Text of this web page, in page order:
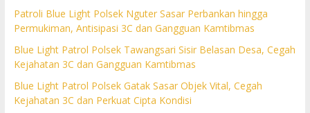
Patroli Blue Light Polsek Nguter Sasar Perbankan hingga
Permukiman, Antisipasi 3C dan Gangguan Kamtibmas
Blue Light Patrol Polsek Tawangsari Sisir Belasan Desa, Cegah
Kejahatan 3C dan Gangguan Kamtibmas
Blue Light Patrol Polsek Gatak Sasar Objek Vital, Cegah
Kejahatan 3C dan Perkuat Cipta Kondisi